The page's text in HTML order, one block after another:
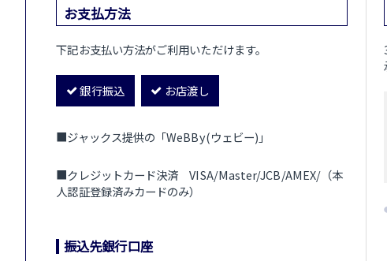
お支払方法
下記お支払い方法がご利用いただけます。
銀行振込 お店渡し
■ジャックス提供の「WeBBy(ウェビー)」
■クレジットカード決済 VISA/Master/JCB/AMEX/（本
人認証登録済みカードのみ）
振込先銀行口座